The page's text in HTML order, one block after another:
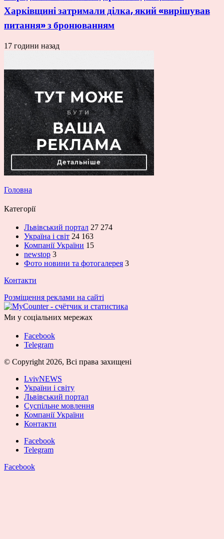
Харківщині затримали ділка, який «вирішував
питання» з бронюванням
17 години назад
Головна
Категорії
Львівський портал 27 274
Україна і світ 24 163
Компанії України 15
newstop 3
Фото новини та фотогалерея 3
Контакти
Розміщення реклами на сайті
Ми у соціальних мережах
Facebook
Telegram
© Copyright 2026, Всі права захищені
LvivNEWS
України і світу
Львівський портал
Суспільне мовлення
Компанії України
Контакти
Facebook
Telegram
Facebook